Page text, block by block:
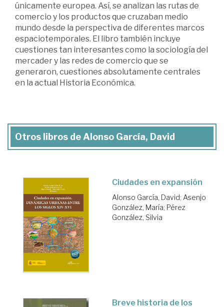
únicamente europea. Así, se analizan las rutas de
comercio y los productos que cruzaban medio
mundo desde la perspectiva de diferentes marcos
espaciotemporales. El libro también incluye
cuestiones tan interesantes como la sociología del
mercader y las redes de comercio que se
generaron, cuestiones absolutamente centrales
en la actual Historia Económica.
Otros libros de Alonso García, David
Ciudades en expansión
Alonso García, David; Asenjo
González, María; Pérez
González, Silvia
Breve historia de los